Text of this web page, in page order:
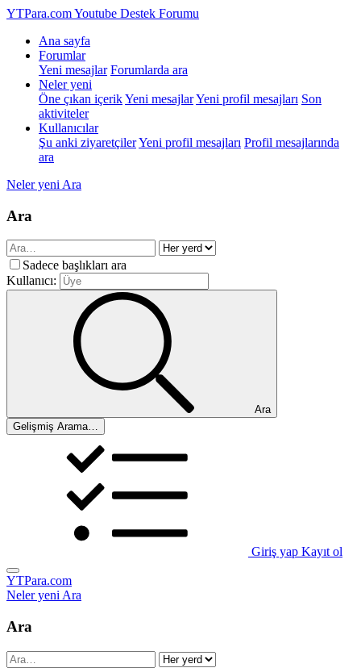
YTPara.comYoutube Destek Forumu
Ana sayfa
Forumlar
Yeni mesajlar Forumlarda ara
Neler yeni
Öne çıkan içerikYeni mesajlarYeni profil mesajları Son
aktiviteler
Kullanıcılar
Şu anki ziyaretçilerYeni profil mesajları Profil mesajlarında
ara
Neler yeni Ara
Ara
Sadece başlıkları ara
Kullanıcı:
Ara
Gelişmiş Arama…
Giriş yap Kayıt ol
YTPara.com
Neler yeniAra
Ara